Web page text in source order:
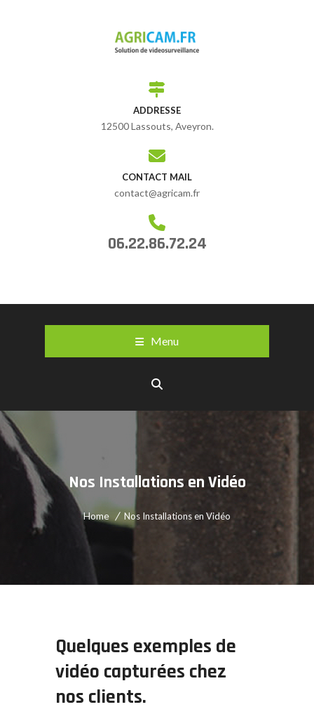
ADDRESSE
12500 Lassouts, Aveyron.
CONTACT MAIL
contact@agricam.fr
06.22.86.72.24
Menu
Nos Installations en Vidéo
Home Nos Installations en Vidéo
Quelques exemples de
vidéo capturées chez
nos clients.